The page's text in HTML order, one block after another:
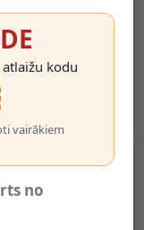
kodu
vairākiem
no